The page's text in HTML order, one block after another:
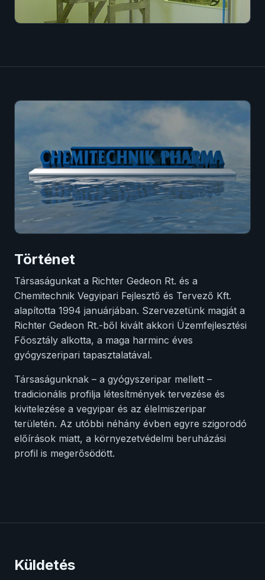
Történet
Társaságunkat a Richter Gedeon Rt. és a
Chemitechnik Vegyipari Fejlesztő és Tervező Kft.
alapította 1994 januárjában. Szervezetünk magját a
Richter Gedeon Rt.-ből kivált akkori Üzemfejlesztési
Főosztály alkotta, a maga harminc éves
gyógyszeripari tapasztalatával.
Társaságunknak – a gyógyszeripar mellett –
tradicionális profilja létesítmények tervezése és
kivitelezése a vegyipar és az élelmiszeripar
területén. Az utóbbi néhány évben egyre szigorodó
előírások miatt, a környezetvédelmi beruházási
profil is megerősödött.
Küldetés